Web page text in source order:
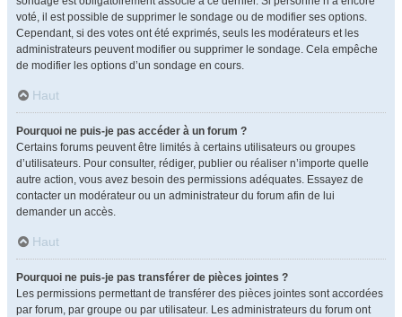
voté, il est possible de supprimer le sondage ou de modifier ses options.
Cependant, si des votes ont été exprimés, seuls les modérateurs et les
administrateurs peuvent modifier ou supprimer le sondage. Cela empêche
de modifier les options d’un sondage en cours.
Haut
Pourquoi ne puis-je pas accéder à un forum ?
Certains forums peuvent être limités à certains utilisateurs ou groupes
d’utilisateurs. Pour consulter, rédiger, publier ou réaliser n’importe quelle
autre action, vous avez besoin des permissions adéquates. Essayez de
contacter un modérateur ou un administrateur du forum afin de lui
demander un accès.
Haut
Pourquoi ne puis-je pas transférer de pièces jointes ?
Les permissions permettant de transférer des pièces jointes sont accordées
par forum, par groupe ou par utilisateur. Les administrateurs du forum ont